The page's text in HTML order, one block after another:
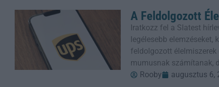
A Feldolgozott
Iratkozz fel a Slatest
legélesebb
feldolgozott
mumusnak számítanak,
Rooby
augusztus 6,